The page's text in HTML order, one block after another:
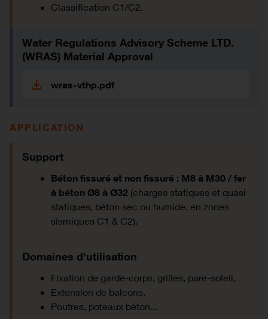
Classification C1/C2.
Water Regulations Advisory Scheme LTD.
(WRAS) Material Approval
wras-vthp.pdf
APPLICATION
Support
Béton fissuré et non fissuré : M8 à M30 / fer
à béton Ø8 à Ø32 (charges statiques et quasi
statiques, béton sec ou humide, en zones
sismiques C1 & C2).
Domaines d'utilisation
Fixation de garde-corps, grilles, pare-soleil,
Extension de balcons,
Poutres, poteaux béton...